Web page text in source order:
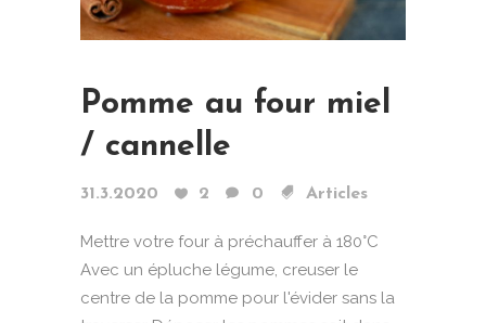
Pomme au four miel
/ cannelle
31.3.2020 2 0 Articles
Mettre votre four à préchauffer à 180°C
Avec un épluche légume, creuser le
centre de la pomme pour l'évider sans la